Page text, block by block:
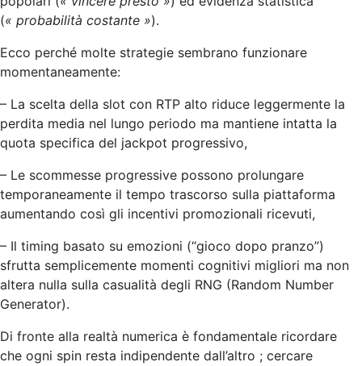
(« probabilità costante »).​
Ecco perché molte strategie sembrano funzionare
momentaneamente:
– La scelta della slot con RTP alto riduce leggermente la
perdita media nel lungo periodo ma mantiene intatta la
quota specifica del jackpot progressivo,
– Le scommesse progressive possono prolungare
temporaneamente il tempo trascorso sulla piattaforma
aumentando così gli incentivi promozionali ricevuti,
– Il timing basato su emozioni (“gioco dopo pranzo”)
sfrutta semplicemente momenti cognitivi migliori ma non
altera nulla sulla casualità degli RNG (Random Number
Generator).​
Di fronte alla realtà numerica è fondamentale ricordare
che ogni spin resta indipendente dall’altro ; cercare